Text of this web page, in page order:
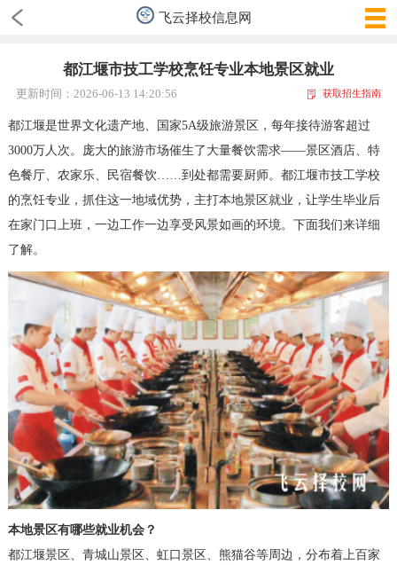
飞云择校信息网
都江堰市技工学校烹饪专业本地景区就业
更新时间：2026-06-13 14:20:56 获取招生指南
都江堰是世界文化遗产地、国家5A级旅游景区，每年接待游客超过
3000万人次。庞大的旅游市场催生了大量餐饮需求——景区酒店、特
色餐厅、农家乐、民宿餐饮……到处都需要厨师。都江堰市技工学校
的烹饪专业，抓住这一地域优势，主打本地景区就业，让学生毕业后
在家门口上班，一边工作一边享受风景如画的环境。下面我们来详细
了解。
本地景区有哪些就业机会？
都江堰景区、青城山景区、虹口景区、熊猫谷等周边，分布着上百家